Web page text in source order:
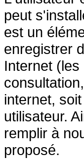
peut
est un
enregistrer
Internet
internet,
utilisateur.
remplir à
proposé.